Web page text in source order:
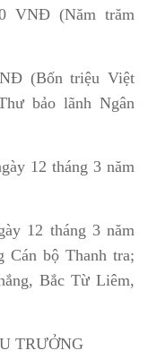
VNĐ (Năm trăm
(Bốn triệu Việt
bảo lãnh Ngân
12 tháng 3 năm
12 tháng 3 năm
Cán bộ Thanh tra;
Bắc Từ Liêm,
TRƯỞNG